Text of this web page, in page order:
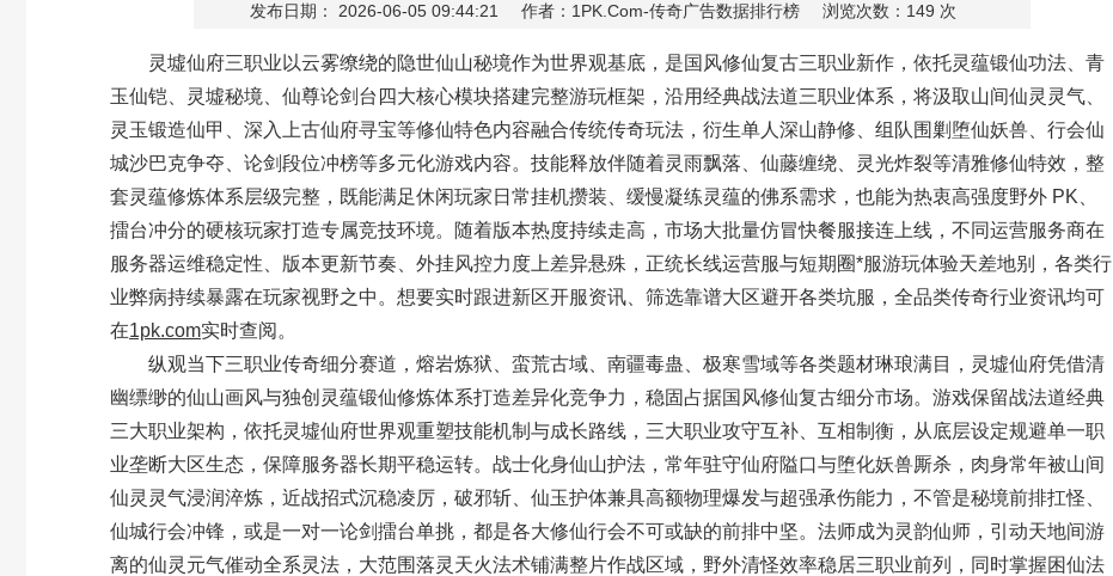
发布日期： 2026-06-05 09:44:21 作者：1PK.Com-传奇广告数据排行榜 浏览次数： 149 次
灵墟仙府三职业以云雾缭绕的隐世仙山秘境作为世界观基底，是国风修仙复古三职业新作，依托灵蕴锻仙功法、青
玉仙铠、灵墟秘境、仙尊论剑台四大核心模块搭建完整游玩框架，沿用经典战法道三职业体系，将汲取山间仙灵灵气、
灵玉锻造仙甲、深入上古仙府寻宝等修仙特色内容融合传统传奇玩法，衍生单人深山静修、组队围剿堕仙妖兽、行会仙
城沙巴克争夺、论剑段位冲榜等多元化游戏内容。技能释放伴随着灵雨飘落、仙藤缠绕、灵光炸裂等清雅修仙特效，整
套灵蕴修炼体系层级完整，既能满足休闲玩家日常挂机攒装、缓慢凝练灵蕴的佛系需求，也能为热衷高强度野外 PK、
擂台冲分的硬核玩家打造专属竞技环境。随着版本热度持续走高，市场大批量仿冒快餐服接连上线，不同运营服务商在
服务器运维稳定性、版本更新节奏、外挂风控力度上差异悬殊，正统长线运营服与短期圈*服游玩体验天差地别，各类行
业弊病持续暴露在玩家视野之中。想要实时跟进新区开服资讯、筛选靠谱大区避开各类坑服，全品类传奇行业资讯均可
在1pk.com实时查阅。
纵观当下三职业传奇细分赛道，熔岩炼狱、蛮荒古域、南疆毒蛊、极寒雪域等各类题材琳琅满目，灵墟仙府凭借清
幽缥缈的仙山画风与独创灵蕴锻仙修炼体系打造差异化竞争力，稳固占据国风修仙复古细分市场。游戏保留战法道经典
三大职业架构，依托灵墟仙府世界观重塑技能机制与成长路线，三大职业攻守互补、互相制衡，从底层设定规避单一职
业垄断大区生态，保障服务器长期平稳运转。战士化身仙山护法，常年驻守仙府隘口与堕化妖兽厮杀，肉身常年被山间
仙灵灵气浸润淬炼，近战招式沉稳凌厉，破邪斩、仙玉护体兼具高额物理爆发与超强承伤能力，不管是秘境前排扛怪、
仙城行会冲锋，或是一对一论剑擂台单挑，都是各大修仙行会不可或缺的前排中坚。法师成为灵韵仙师，引动天地间游
离的仙灵元气催动全系灵法，大范围落灵天火法术铺满整片作战区域，野外清怪效率稳居三职业前列，同时掌握困仙法